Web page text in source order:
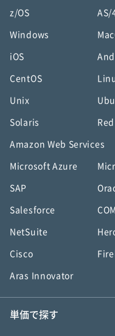
z/OS AS/
Windows
iOS
CentOS
Unix
Solaris
Amazon Web Services
Microsoft Azure
SAP
Salesforce
NetSuite
Cisco
Aras Innovator
単価で探す